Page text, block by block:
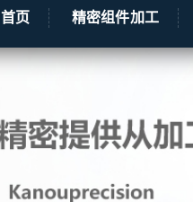
首页 精密组件加工